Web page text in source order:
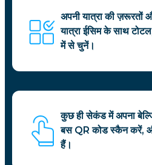
अपनी यात्रा की
यात्रा ईसिम के साथ
में से चुनें।
कुछ ही सेकंड में अपना
बस QR कोड स्कैन करें,
हैं।